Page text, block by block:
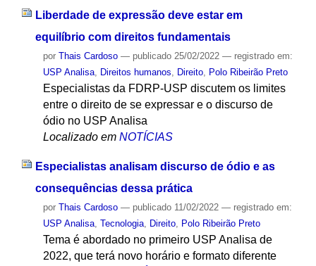
Liberdade de expressão deve estar em
equilíbrio com direitos fundamentais
por Thais Cardoso — publicado25/02/2022 — registrado em:
USP Analisa, Direitos humanos Direito, Polo Ribeirão Preto
Especialistas da FDRP-USP discutem os limites
entre o direito de se expressar e o discurso de
ódio no USP Analisa
Localizado em NOTÍCIAS
Especialistas analisam discurso de ódio e as
consequências dessa prática
por Thais Cardoso — publicado11/02/2022 — registrado em:
USP Analisa, Tecnologia, Direito, Polo Ribeirão Preto
Tema é abordado no primeiro USP Analisa de
2022, que terá novo horário e formato diferente